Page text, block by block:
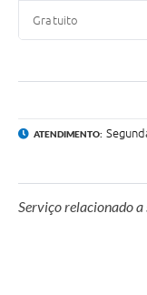
Contas Públicas
Telefones Úteis
Diário Oficial
Gratuito
ATENDIMENTO:
Serviço relacionado a